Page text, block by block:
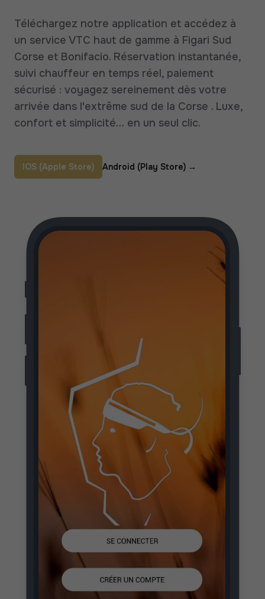
Téléchargez notre application et accédez à
un service VTC haut de gamme à Figari Sud
Corse et Bonifacio. Réservation instantanée,
suivi chauffeur en temps réel, paiement
sécurisé : voyagez sereinement dès votre
arrivée dans l'extrême sud de la Corse . Luxe,
confort et simplicité… en un seul clic.
IOS (Apple Store) Android (Play Store) →